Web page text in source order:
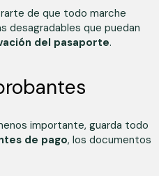
de que todo marche
desagradables que puedan
del pasaporte.
importante, guarda todo
de pago, los documentos